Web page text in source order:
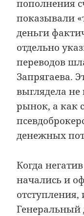
пополнения
показывали
деньги
отдельно
переводов
Запрягаева.
выглядела
рынок, а как
денежных
Когда
начались и
отступления,
Генеральный